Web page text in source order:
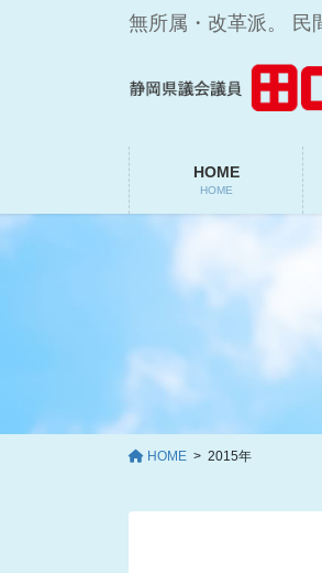
無所属・改革派。 民
HOME
HOME
HOME 2015年